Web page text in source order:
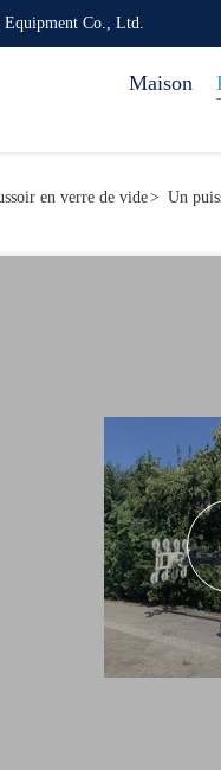
Equipment Co., Ltd.
Maison
en verre de vide> Un